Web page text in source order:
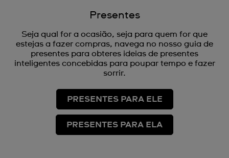
Presentes
Seja qual for a ocasião, seja para quem for que
estejas a fazer compras, navega no nosso guia de
presentes para obteres ideias de presentes
inteligentes concebidas para poupar tempo e fazer
sorrir.
PRESENTES PARA ELE
PRESENTES PARA ELA